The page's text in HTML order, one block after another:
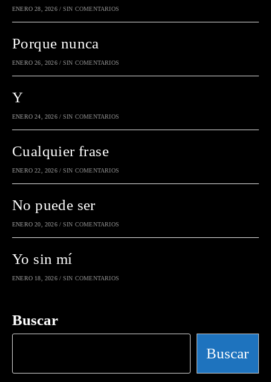
ENERO 28, 2026 / SIN COMENTARIOS
Porque nunca
ENERO 26, 2026 / SIN COMENTARIOS
Y
ENERO 24, 2026 / SIN COMENTARIOS
Cualquier frase
ENERO 22, 2026 / SIN COMENTARIOS
No puede ser
ENERO 20, 2026 / SIN COMENTARIOS
Yo sin mí
ENERO 18, 2026 / SIN COMENTARIOS
Buscar
Buscar